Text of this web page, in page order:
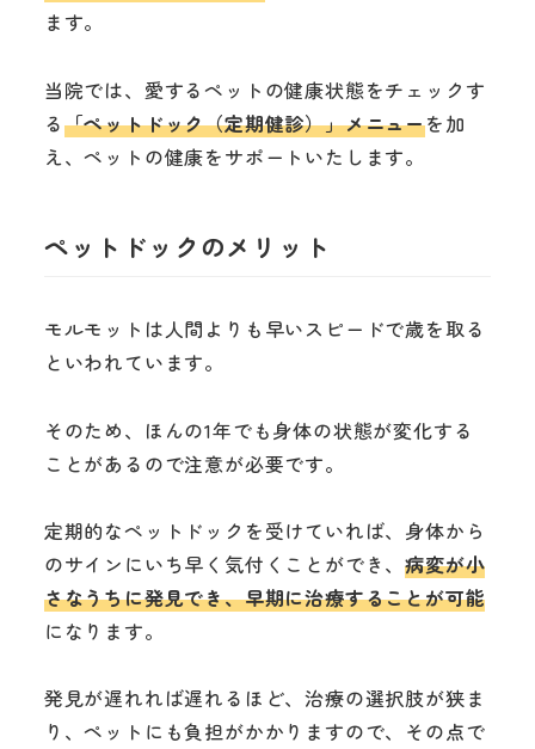
ます。
当院では、愛するペットの健康状態をチェックす
る「ペットドック（定期健診）」メニューを加
え、ペットの健康をサポートいたします。
ペットドックのメリット
モルモットは人間よりも早いスピードで歳を取る
といわれています。
そのため、ほんの1年でも身体の状態が変化する
ことがあるので注意が必要です。
定期的なペットドックを受けていれば、身体から
のサインにいち早く気付くことができ、病変が小
さなうちに発見でき、早期に治療することが可能
になります。
発見が遅れれば遅れるほど、治療の選択肢が狭ま
り、ペットにも負担がかかりますので、その点で